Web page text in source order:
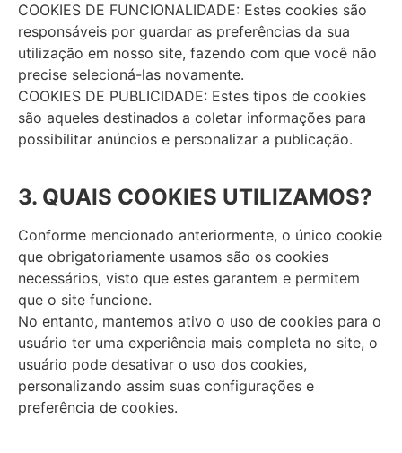
COOKIES DE FUNCIONALIDADE: Estes cookies são
responsáveis por guardar as preferências da sua
utilização em nosso site, fazendo com que você não
precise selecioná-las novamente.
COOKIES DE PUBLICIDADE: Estes tipos de cookies
são aqueles destinados a coletar informações para
possibilitar anúncios e personalizar a publicação.
3. QUAIS COOKIES UTILIZAMOS?
Conforme mencionado anteriormente, o único cookie
que obrigatoriamente usamos são os cookies
necessários, visto que estes garantem e permitem
que o site funcione.
No entanto, mantemos ativo o uso de cookies para o
usuário ter uma experiência mais completa no site, o
usuário pode desativar o uso dos cookies,
personalizando assim suas configurações e
preferência de cookies.